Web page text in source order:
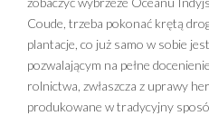
Coude, trzeba pokonać krętą
plantacje, co już samo w sobie
pozwalającym na pełne
rolnictwa, zwłaszcza z uprawy
produkowane w tradycyjny